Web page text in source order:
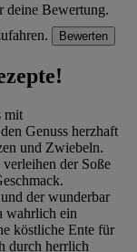
deine Bewertung.
Bewerten
mit
Genuss herzhaft
und Zwiebeln.
der Soße
der wunderbar
wahrlich ein
köstliche Ente für
durch herrlich